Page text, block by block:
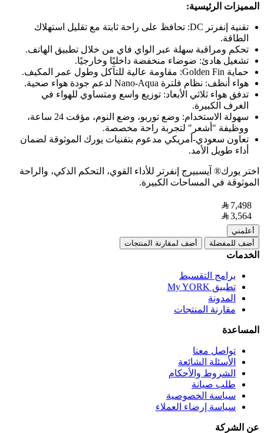
المميزات الرئيسية:
تقنية إنفرتر DC: تحافظ على راحة ثابتة مع تقليل استهلاك
الطاقة.
تحكم ومراقبة سهلة عبر الواي فاي من خلال تطبيق الهاتف.
تشغيل هادئ: ضوضاء منخفضة داخليًا وخارجيًا.
حماية Golden Fin: مقاومة عالية للتآكل وطول عمر المكيف.
هواء أنظف: نظام فلترة Nano-Aqua لدعم جودة هواء صحية.
تدفق هواء ثلاثي الأبعاد: توزيع واسع ومتساوي للهواء في
الغرف الكبيرة.
سهولة الاستخدام: وضع توربو، وضع النوم، مؤقت 24 ساعة،
ووظيفة "أشعر" لتجربة راحة مخصصة.
تعاون سعودي-أمريكي مدعوم بتقنيات يورك الموثوقة لضمان
أداء طويل الأمد.
اختر يورك® آيسبيرج إنفرتر للأداء القوي، التحكم الذكي، والراحة
الموثوقة في المساحات الكبيرة.
أعلمني
أضف للمفضلة
أضف لمقارنة المنتجات
الخدمات
برامج التقسيط
تطبيق My YORK
المدونة
مقارنة المنتجات
المساعدة
تواصل معنا
الأسئلة الشائعة
الشروط والأحكام
طلب صيانة
سياسة الخصوصية
سياسة إرضاء العملاء
عن الشركة